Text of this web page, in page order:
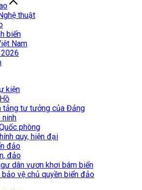
thuật
biển
Nam
kiện
tảng tư tưởng của Đảng
ninh
phòng
quy, hiện đại
đảo
đảo
dân vươn khơi bám biển
vệ chủ quyền biển đảo